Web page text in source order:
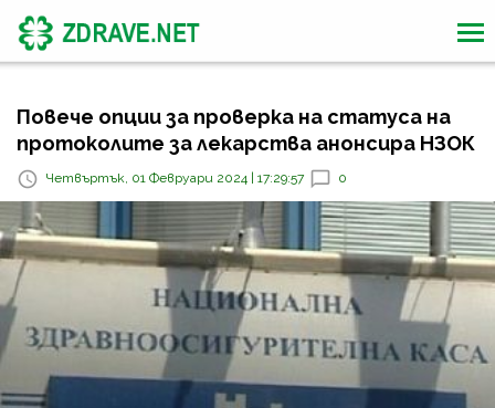
Повече опции за проверка на статуса на
протоколите за лекарства анонсира НЗОК
Четвъртък, 01 Февруари 2024 | 17:29:57 0